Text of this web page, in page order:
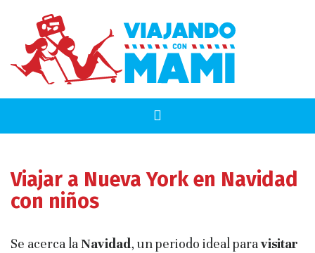
Viajar a Nueva York en Navidad
con niños
Se acerca la Navidad, un periodo ideal paravisitar